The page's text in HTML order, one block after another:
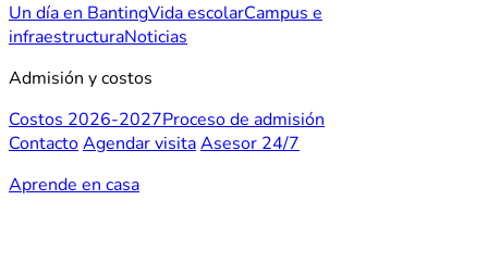
Un día en BantingVida escolarCampus e
infraestructuraNoticias
Admisión y costos
Costos 2026-2027Proceso de admisión
ContactoAgendar visitaAsesor 24/7
Aprende en casa